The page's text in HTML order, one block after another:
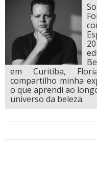
em Curitiba,
compartilho minha
o que aprendi ao
universo da beleza.